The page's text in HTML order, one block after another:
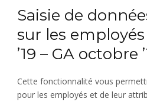
Saisie de
sur les
’19 – GA octobre
Cette fonctionnalité vous
pour les employés et de leur